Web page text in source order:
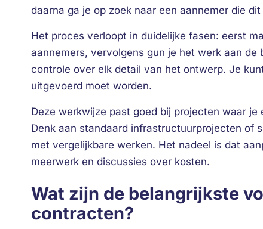
daarna ga je op zoek naar een aannemer die
Het proces verloopt in duidelijke fasen: eerst
aannemers, vervolgens gun je het werk aan
controle over elk detail van het ontwerp. Je
uitgevoerd moet worden.
Deze werkwijze past goed bij projecten waar
Denk aan standaard infrastructuurprojecten of
met vergelijkbare werken. Het nadeel is dat
meerwerk en discussies over kosten.
Wat zijn de belangrijkste
contracten?